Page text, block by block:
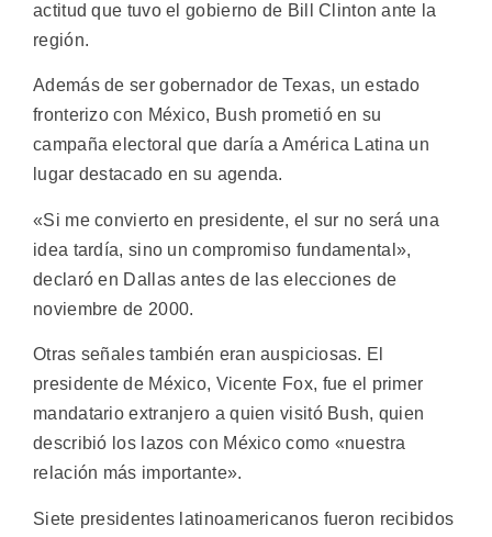
actitud que tuvo el gobierno de Bill Clinton ante la
región.
Además de ser gobernador de Texas, un estado
fronterizo con México, Bush prometió en su
campaña electoral que daría a América Latina un
lugar destacado en su agenda.
«Si me convierto en presidente, el sur no será una
idea tardía, sino un compromiso fundamental»,
declaró en Dallas antes de las elecciones de
noviembre de 2000.
Otras señales también eran auspiciosas. El
presidente de México, Vicente Fox, fue el primer
mandatario extranjero a quien visitó Bush, quien
describió los lazos con México como «nuestra
relación más importante».
Siete presidentes latinoamericanos fueron recibidos